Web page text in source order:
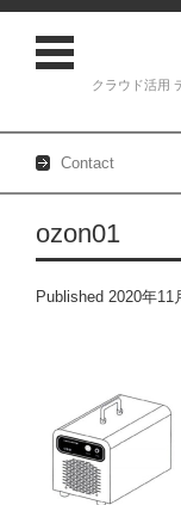
クラウド活用
Contact
Skip to content
ozon01
Published 2020年11